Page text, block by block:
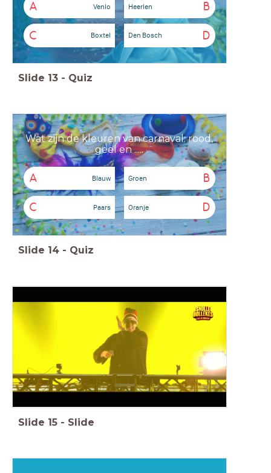
A Venlo B
Heerlen
C Boxtel D
Den Bosch
Slide 13 - Quiz
Wat zijn de kleuren van carnaval: rood,
geel en .....
A Blauw B
Groen
C Paars D
Oranje
Slide 14 - Quiz
Slide 15 - Slide